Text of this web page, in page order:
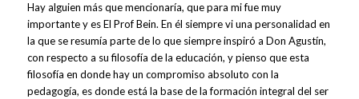
Hay alguien más que mencionaría, que para mi fue muy
importante y es El Prof Bein. En él siempre vi una personalidad en
la que se resumía parte de lo que siempre inspiró a Don Agustín,
con respecto a su filosofía de la educación, y pienso que esta
filosofía en donde hay un compromiso absoluto con la
pedagogía, es donde está la base de la formación integral del ser